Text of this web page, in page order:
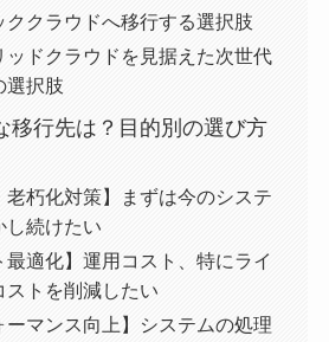
ククラウドへ移行する選択肢
ッドクラウドを見据えた次世代
選択肢
移行先は？目的別の選び方
老朽化対策】まずは今のシステ
し続けたい
最適化】運用コスト、特にライ
ストを削減したい
ーマンス向上】システムの処理